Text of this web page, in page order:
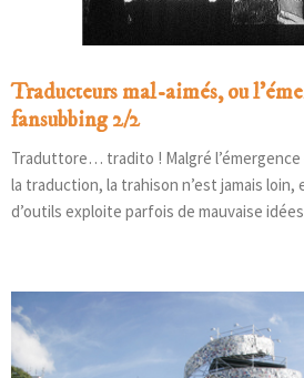
Traducteurs mal-aimés, ou
fansubbing 2/2
Traduttore… tradito ! Malgré l’émergence
la traduction, la trahison n’est jamais
d’outils exploite parfois de mauvaise